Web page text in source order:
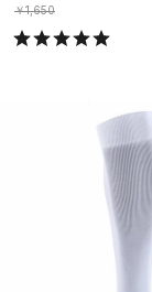
￥1,650